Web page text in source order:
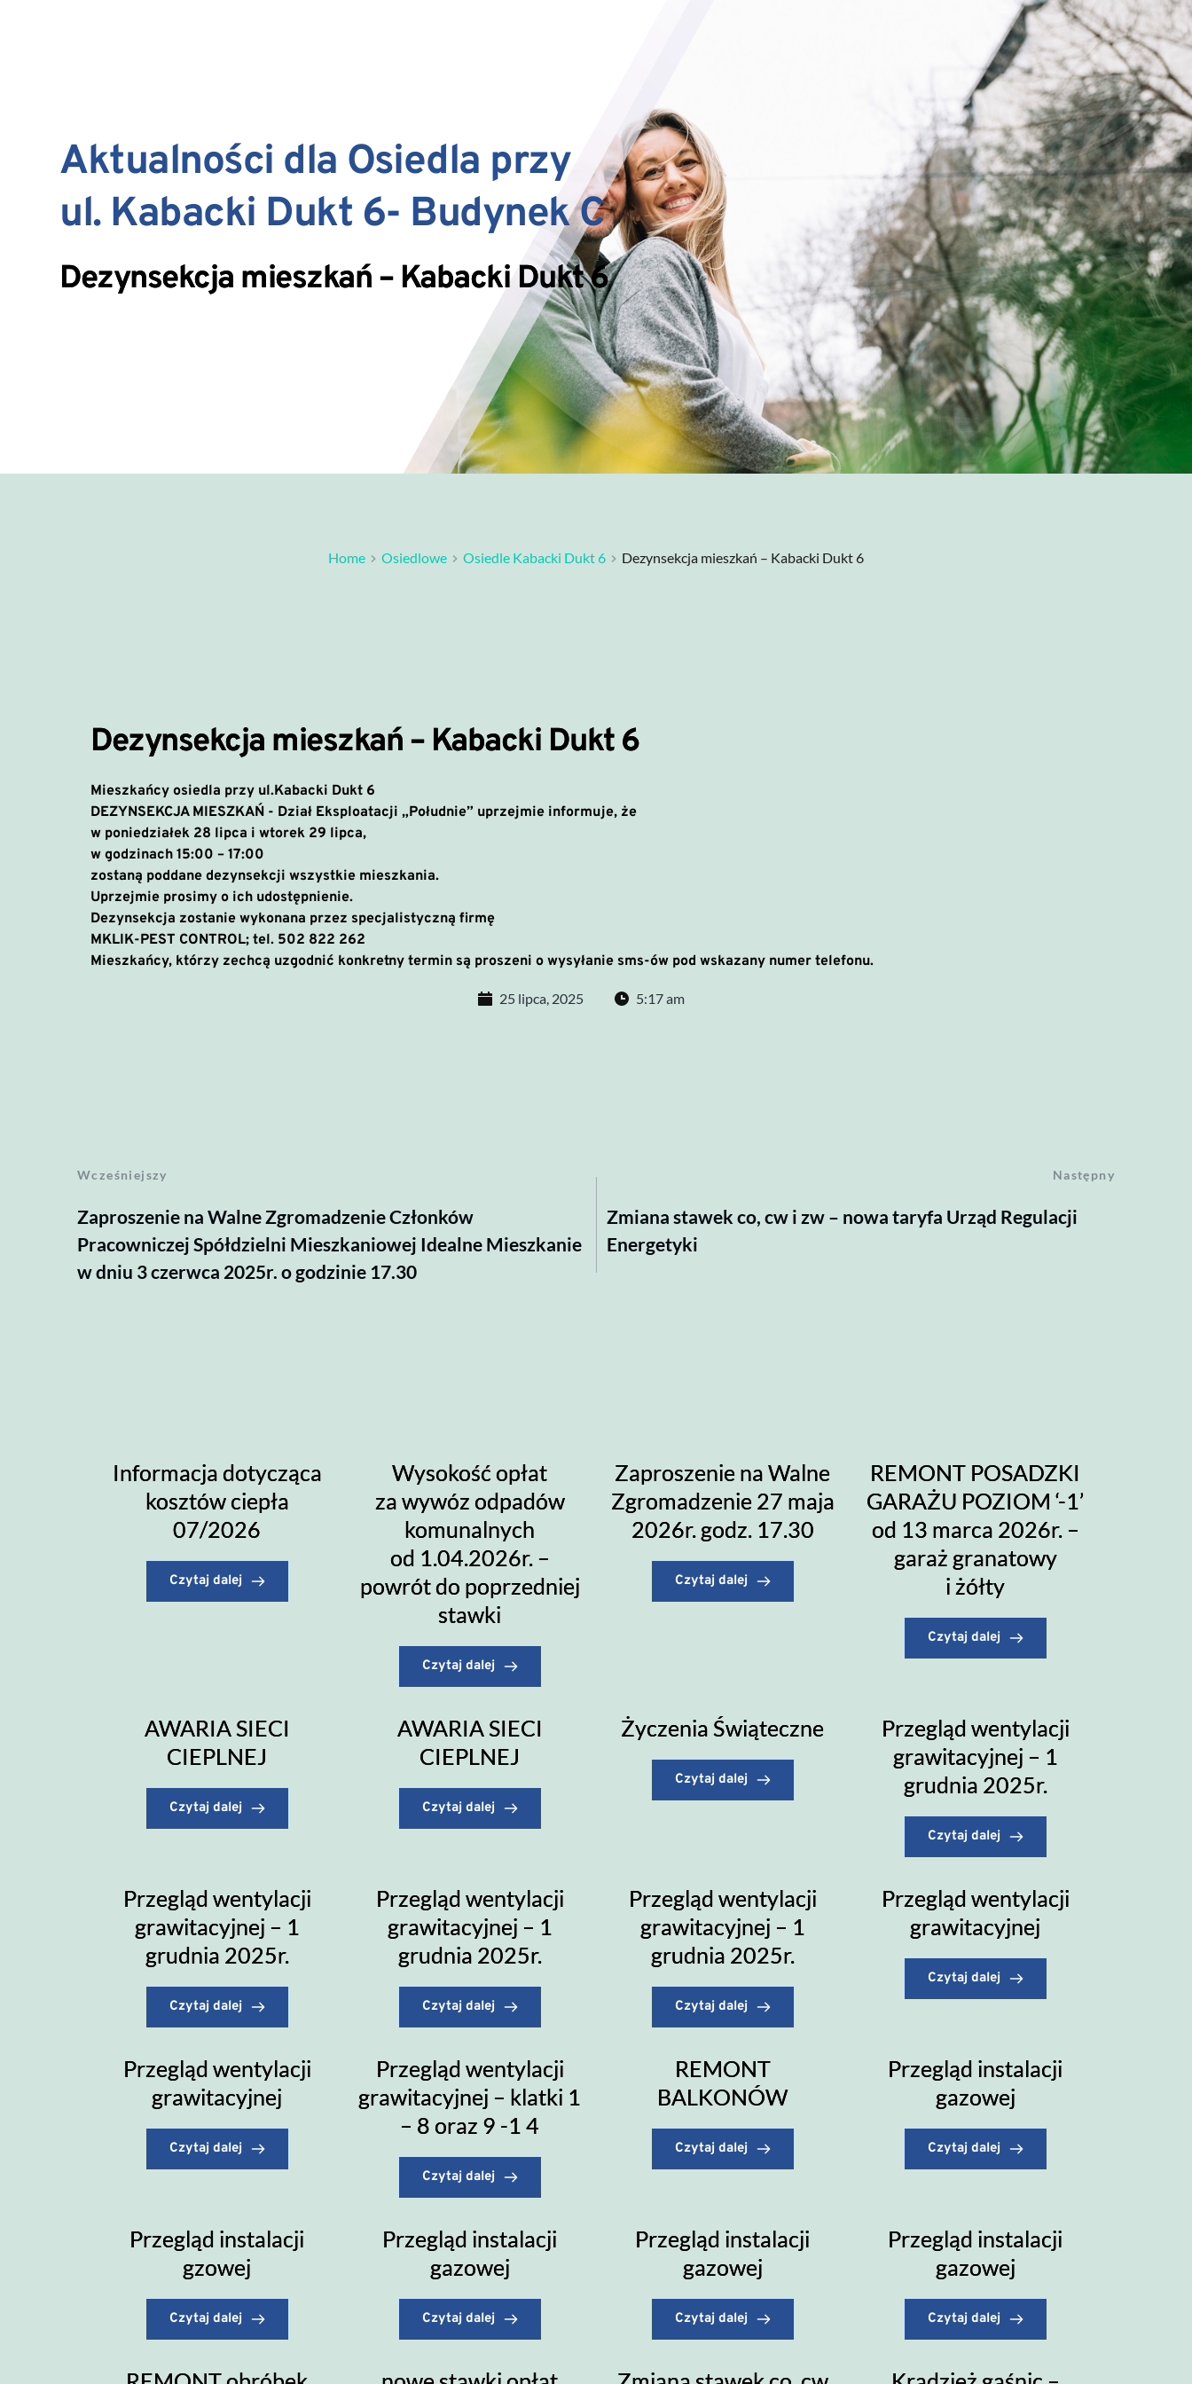
Aktualności dla Osiedla przy
ul. Kabacki Dukt 6- Budynek C
Dezynsekcja mieszkań – Kabacki Dukt 6
Home Osiedlowe Osiedle Kabacki Dukt 6 Dezynsekcja mieszkań – Kabacki Dukt 6
Dezynsekcja mieszkań – Kabacki Dukt 6
Mieszkańcy osiedla przy ul.Kabacki Dukt 6
DEZYNSEKCJA MIESZKAŃ - Dział Eksploatacji „Południe” uprzejmie informuje, że
w poniedziałek 28 lipca i wtorek 29 lipca,
w godzinach 15:00 – 17:00
zostaną poddane dezynsekcji wszystkie mieszkania.
Uprzejmie prosimy o ich udostępnienie.
Dezynsekcja zostanie wykonana przez specjalistyczną firmę
MKLIK-PEST CONTROL; tel. 502 822 262
Mieszkańcy, którzy zechcą uzgodnić konkretny termin są proszeni o wysyłanie sms-ów pod wskazany numer telefonu.
25 lipca, 2025 5:17 am
Wcześniejszy Następny
Zaproszenie na Walne Zgromadzenie Członków
Pracowniczej Spółdzielni Mieszkaniowej Idealne Mieszkanie
w dniu 3 czerwca 2025r. o godzinie 17.30
Zmiana stawek co, cw i zw – nowa taryfa Urząd Regulacji
Energetyki
Informacja dotycząca
kosztów ciepła
07/2026
Czytaj dalej
Wysokość opłat
za wywóz odpadów
komunalnych
od 1.04.2026r. –
powrót do poprzedniej
stawki
Czytaj dalej
Zaproszenie na Walne
Zgromadzenie 27 maja
2026r. godz. 17.30
Czytaj dalej
REMONT POSADZKI
GARAŻU POZIOM ‘-1’
od 13 marca 2026r. –
garaż granatowy
i żółty
Czytaj dalej
AWARIA SIECI
CIEPLNEJ
Czytaj dalej
AWARIA SIECI
CIEPLNEJ
Czytaj dalej
Życzenia Świąteczne
Czytaj dalej
Przegląd wentylacji
grawitacyjnej – 1
grudnia 2025r.
Czytaj dalej
Przegląd wentylacji
grawitacyjnej – 1
grudnia 2025r.
Czytaj dalej
Przegląd wentylacji
grawitacyjnej – 1
grudnia 2025r.
Czytaj dalej
Przegląd wentylacji
grawitacyjnej – 1
grudnia 2025r.
Czytaj dalej
Przegląd wentylacji
grawitacyjnej
Czytaj dalej
Przegląd wentylacji
grawitacyjnej
Czytaj dalej
Przegląd wentylacji
grawitacyjnej – klatki 1
– 8 oraz 9 -1 4
Czytaj dalej
REMONT
BALKONÓW
Czytaj dalej
Przegląd instalacji
gazowej
Czytaj dalej
Przegląd instalacji
gzowej
Czytaj dalej
Przegląd instalacji
gazowej
Czytaj dalej
Przegląd instalacji
gazowej
Czytaj dalej
Przegląd instalacji
gazowej
Czytaj dalej